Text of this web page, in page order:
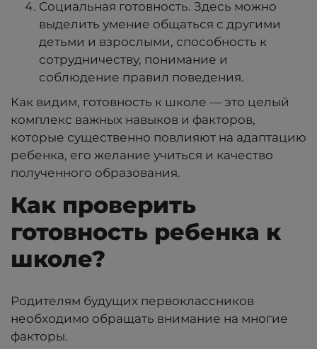
Социальная готовность. Здесь можно
выделить умение общаться с другими
детьми и взрослыми, способность к
сотрудничеству, понимание и
соблюдение правил поведения.
Как видим, готовность к школе — это целый
комплекс важных навыков и факторов,
которые существенно повлияют на адаптацию
ребенка, его желание учиться и качество
полученного образования.
Как проверить
готовность ребенка к
школе?
Родителям будущих первоклассников
необходимо обращать внимание на многие
факторы.